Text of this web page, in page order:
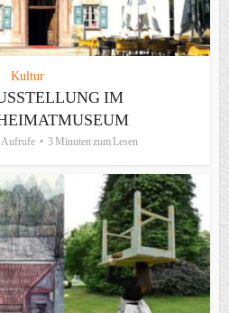
Kultur
IM
Aufrufe 3 Minuten zum Lesen